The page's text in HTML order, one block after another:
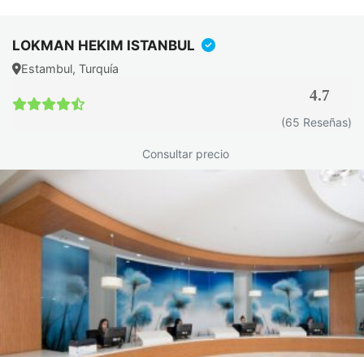
LOKMAN HEKIM ISTANBUL
Estambul, Turquía
4.7
(65 Reseñas)
Consultar precio